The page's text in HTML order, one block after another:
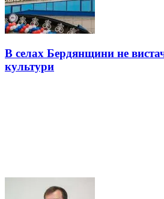
В селах Бердянщини не
культури